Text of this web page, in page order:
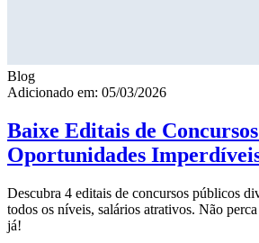
Blog
Adicionado em: 05/03/2026
Baixe Editais de
Oportunidades
Descubra 4 editais de concursos públicos
todos os níveis, salários atrativos. Não
já!